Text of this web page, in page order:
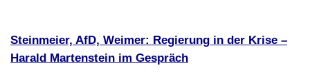
Steinmeier, AfD, Weimer: Regierung in der Krise –
Harald Martenstein im Gespräch